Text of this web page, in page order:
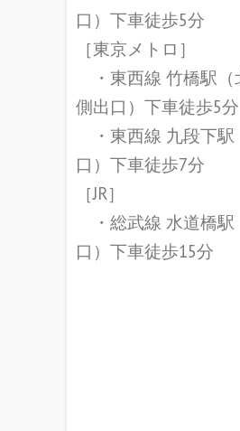
口）下車徒歩5分
［東京メトロ］
・東西線 竹橋駅（
側出口）下車徒歩5分
・東西線 九段下駅
口）下車徒歩7分
［JR］
・総武線 水道橋駅
口）下車徒歩15分